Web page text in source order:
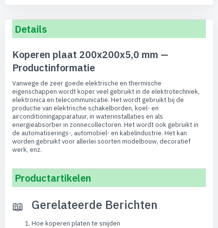
Details
Koperen plaat 200x200x5,0 mm —
Productinformatie
Vanwege de zeer goede elektrische en thermische
eigenschappen wordt koper veel gebruikt in de elektrotechniek,
elektronica en telecommunicatie. Het wordt gebruikt bij de
productie van elektrische schakelborden, koel- en
airconditioningapparatuur, in waterinstallaties en als
energieabsorber in zonnecollectoren. Het wordt ook gebruikt in
de automatiserings-, automobiel- en kabelindustrie. Het kan
worden gebruikt voor allerlei soorten modelbouw, decoratief
werk, enz.
Productartikelen
Gerelateerde Berichten
Hoe koperen platen te snijden